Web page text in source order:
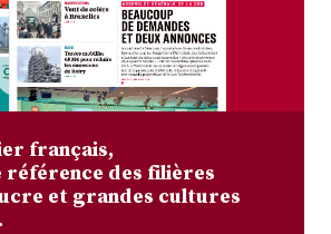
français,
référence des filières
et grandes cultures